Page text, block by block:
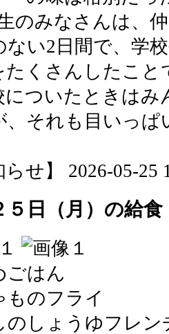
のみなさんは、
ない2日間で、学
たくさんしたこと
ついたときはみ
、それも目いっ
らせ】 2026-05-25
５日（月）の給食
ごはん
ものフライ
のしょうゆフレン